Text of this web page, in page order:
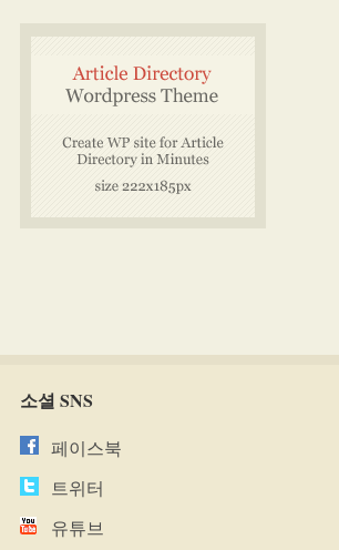
소셜 SNS
페이스북
트위터
유튜브